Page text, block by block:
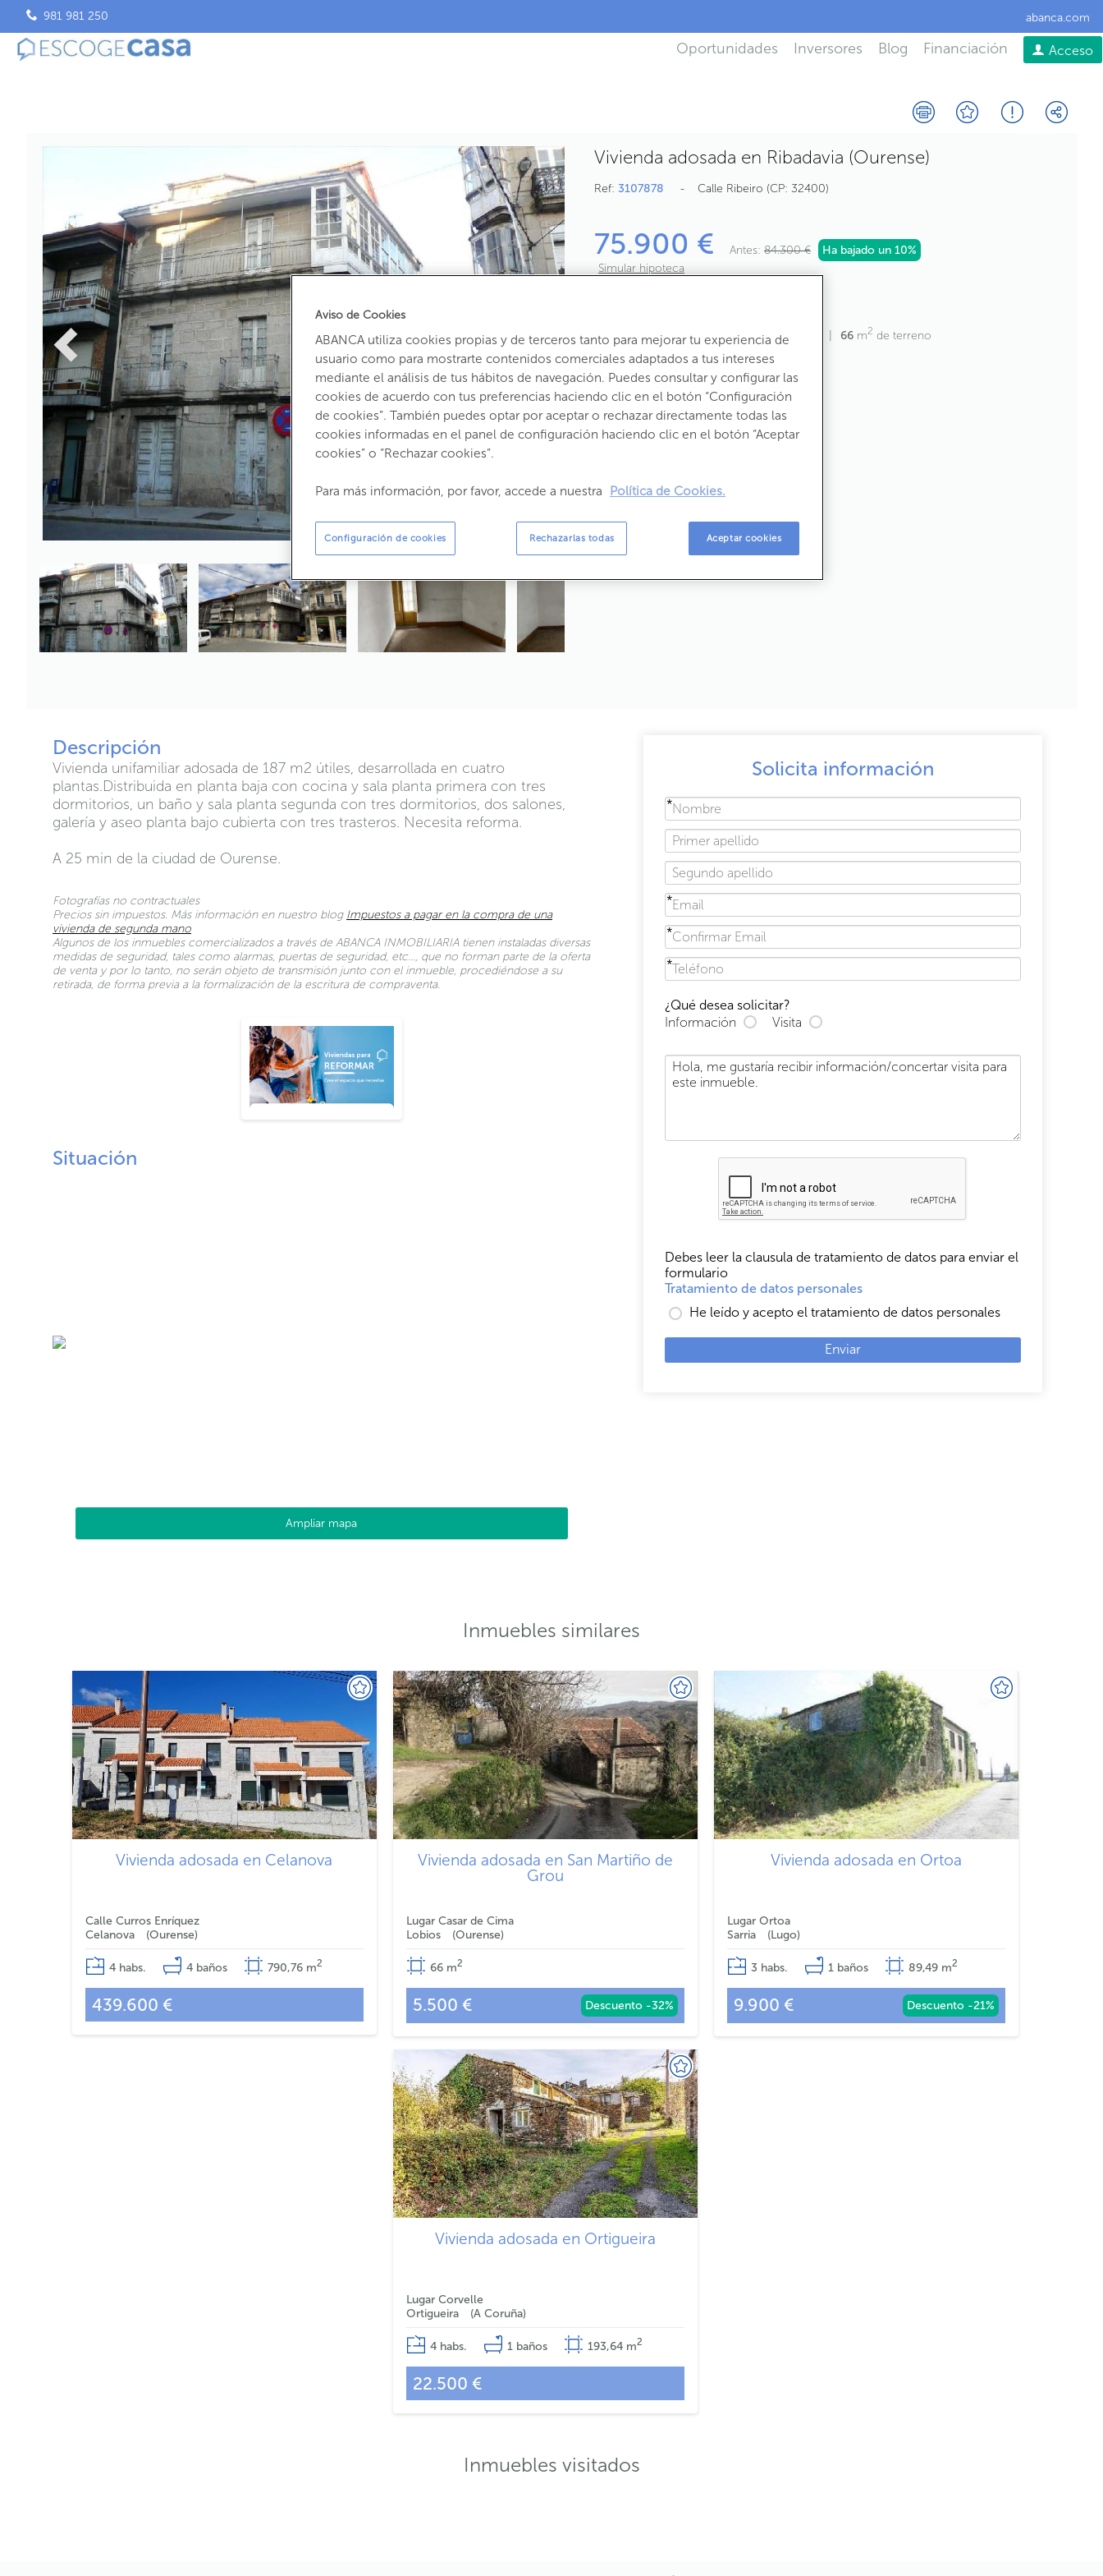
981 981 250 abanca.com
Oportunidades Inversores Blog Financiación Acceso
Vivienda adosada en Ribadavia (Ourense)
Ref: 3107878 Calle Ribeiro CP: 32400
75.900 € Antes: 84.300 € Ha bajado un 10%
Simular hipoteca
187,3m útiles 233m construídos 66 m2 de terreno
Estado:Segunda Mano
Año construcción:1965
Consumo:
320,5 kW h m2
2
Descripción
Vivienda unifamiliar adosada de 187 m2 útiles, desarrollada en cuatro
plantas.Distribuida en planta baja con cocina y sala planta primera con tres
dormitorios, un baño y sala planta segunda con tres dormitorios, dos salones,
galería y aseo planta bajo cubierta con tres trasteros. Necesita reforma.
A 25 min de la ciudad de Ourense.
Fotografías no contractuales
Precios sin impuestos. Más información en nuestro blog Impuestos a pagar en la compra de una
vivienda de segunda mano
Algunos de los inmuebles comercializados a través de ABANCA INMOBILIARIA tienen instaladas diversas
medidas de seguridad, tales como alarmas, puertas de seguridad, etc…, que no forman parte de la oferta
de venta y por lo tanto, no serán objeto de transmisión junto con el inmueble, procediéndose a su
retirada, de forma previa a la formalización de la escritura de compraventa.
Situación
Ampliar mapa
Solicita información
¿Qué desea solicitar?
Información
Visita
Debes leer la clausula de tratamiento de datos para enviar el
formulario
Tratamiento de datos personales
He leído y acepto el tratamiento de datos personales
Enviar
Inmuebles similares
Vivienda adosada en Celanova
Calle Curros Enríquez
Celanova
Ourense
4 habs. 4 baños 790,76 m2
439.600 €
Vivienda adosada en San Martiño de
Grou
Lugar Casar de Cima
Lobios
Ourense
66 m2
5.500 € Descuento -32%
Vivienda adosada en Ortoa
Lugar Ortoa
Sarria
Lugo
3 habs. 1 baños 89,49 m2
9.900 € Descuento -21%
Vivienda adosada en Ortigueira
Lugar Corvelle
Ortigueira
A Coruña
4 habs. 1 baños 193,64 m2
22.500 €
Inmuebles visitados
Aviso de Cookies
ABANCA utiliza cookies propias y de terceros tanto para mejorar tu experiencia de
usuario como para mostrarte contenidos comerciales adaptados a tus intereses
mediante el análisis de tus hábitos de navegación. Puedes consultar y configurar las
cookies de acuerdo con tus preferencias haciendo clic en el botón “Configuración
de cookies”. También puedes optar por aceptar o rechazar directamente todas las
cookies informadas en el panel de configuración haciendo clic en el botón “Aceptar
cookies” o “Rechazar cookies”.
Para más información, por favor, accede a nuestra Política de Cookies.
Configuración de cookies Aceptar cookies
Rechazarlas todas